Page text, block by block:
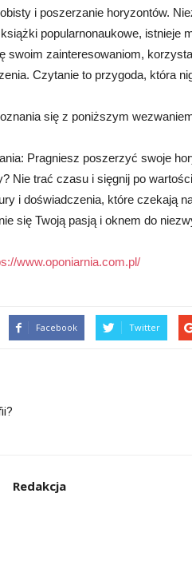
i poszerzanie horyzontów.
popularnonaukowe, istnieje
swoim zainteresowaniom,
Czytanie to przygoda, która
się z poniższym
Pragniesz poszerzyć swoje
Nie trać czasu i sięgnij po
i doświadczenia, które czekają
się Twoją pasją i oknem do
www.oponiarnia.com.pl/
Facebook Twitter
Redakcja